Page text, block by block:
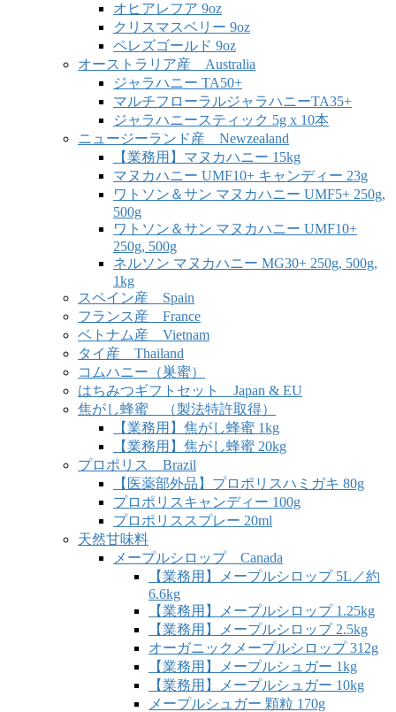
オヒアレフア 9oz
クリスマスベリー 9oz
ペレズゴールド 9oz
オーストラリア産 Australia
ジャラハニー TA50+
マルチフローラルジャラハニーTA35+
ジャラハニースティック 5g x 10本
ニュージーランド産 Newzealand
【業務用】マヌカハニー 15kg
マヌカハニー UMF10+ キャンディー 23g
ワトソン＆サン マヌカハニー UMF5+ 250g,
500g
ワトソン＆サン マヌカハニー UMF10+
250g, 500g
ネルソン マヌカハニー MG30+ 250g, 500g,
1kg
スペイン産 Spain
フランス産 France
ベトナム産 Vietnam
タイ産 Thailand
コムハニー（巣蜜）
はちみつギフトセット Japan & EU
焦がし蜂蜜 （製法特許取得）
【業務用】焦がし蜂蜜 1kg
【業務用】焦がし蜂蜜 20kg
プロポリス Brazil
【医薬部外品】プロポリスハミガキ 80g
プロポリスキャンディー 100g
プロポリススプレー 20ml
天然甘味料
メープルシロップ Canada
【業務用】メープルシロップ 5L／約
6.6kg
【業務用】メープルシロップ 1.25kg
【業務用】メープルシロップ 2.5kg
オーガニックメープルシロップ 312g
【業務用】メープルシュガー 1kg
【業務用】メープルシュガー 10kg
メープルシュガー 顆粒 170g